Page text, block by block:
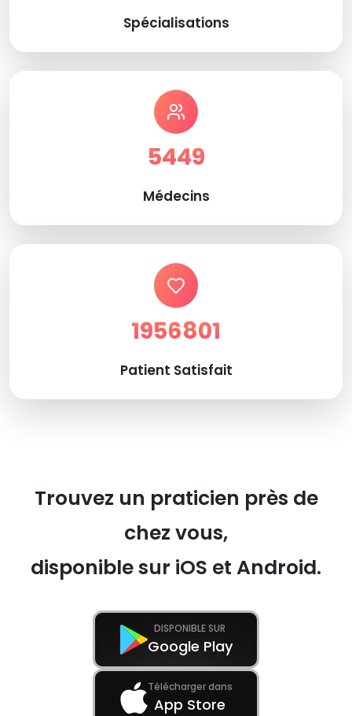
Spécialisations
5449
Médecins
1956801
Patient Satisfait
Trouvez un praticien près de
chez vous,
disponible sur iOS et Android.
DISPONIBLE SUR
Google Play
Télécharger dans
App Store